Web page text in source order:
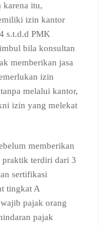
karena itu,
izin kantor
s.t.d.d PMK
bila konsultan
memberikan jasa
izin
melalui kantor,
izin yang melekat
memberikan
praktik terdiri dari 3
sertifikasi
tingkat A
pajak orang
pajak